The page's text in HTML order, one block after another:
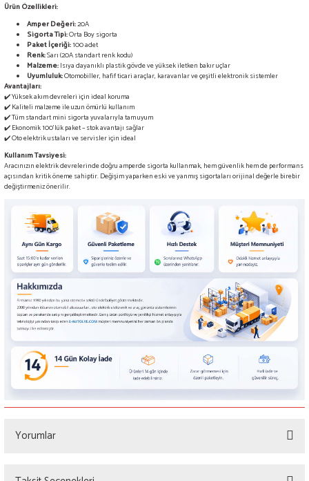
Ürün Özellikleri:
Amper Değeri:20A
Sigorta Tipi:Orta Boy sigorta
Paket İçeriği:100 adet
Renk:Sarı (20A standart renk kodu)
Malzeme:Isıya dayanıklı plastik gövde ve yüksek iletken bakır uçlar
Uyumluluk:Otomobiller, hafif ticari araçlar, karavanlar ve çeşitli elektronik sistemler
Avantajları:
✔️ Yüksek akım devreleri için ideal koruma
✔️ Kaliteli malzeme ile uzun ömürlü kullanım
✔️ Tüm standart mini sigorta yuvalarıyla tam uyum
✔️ Ekonomik 100’lük paket – stok avantajı sağlar
✔️ Oto elektrik ustaları ve servisler için ideal
Kullanım Tavsiyesi:
Aracınızın elektrik devrelerinde doğru amperde sigorta kullanmak, hem güvenlik hem de performans
açısından kritik öneme sahiptir. Değişim yaparken eski ve yanmış sigortaları orijinal değerle birebir
değiştirmeniz önerilir.
Yorumlar